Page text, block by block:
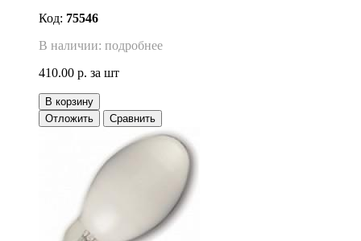
Код: 75546
В наличии: подробнее
410.00 р. за шт
В корзину
Отложить
Сравнить